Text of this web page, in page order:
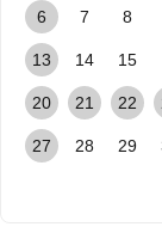
6 7 8
13 14 15
20 21 22
27 28 29